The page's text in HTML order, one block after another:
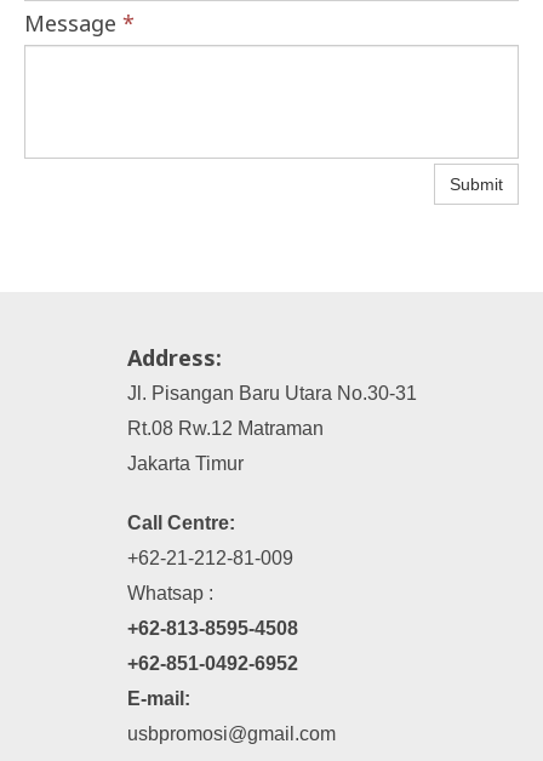
Message *
Submit
Address:
Jl. Pisangan Baru Utara No.30-31
Rt.08 Rw.12 Matraman
Jakarta Timur
Call Centre:
+62-21-212-81-009
Whatsap :
+62-813-8595-4508
+62-851-0492-6952
E-mail:
usbpromosi@gmail.com